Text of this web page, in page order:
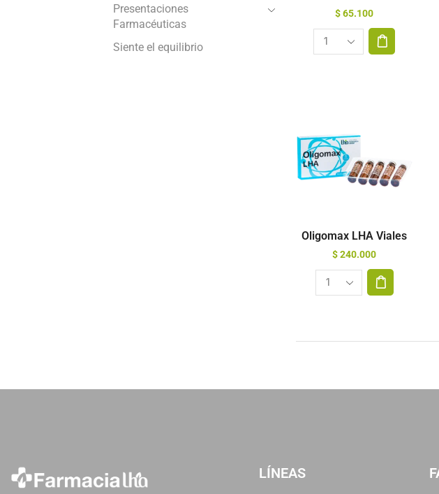
$65.100
Oligomax LHA Viales
$240.000
Presentaciones
Farmacéuticas
Siente el equilibrio
LÍNEAS